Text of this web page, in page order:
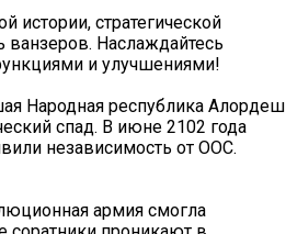
истории, стратегической
Наслаждайтесь
и улучшениями!
Народная республика Алордеш
спад. В июне 2102 года
независимость от ООС.
армия смогла